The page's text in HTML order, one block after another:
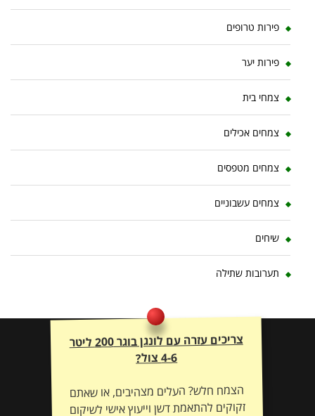
פירות טרופים
פירות יער
צמחי בית
צמחים אכילים
צמחים מטפסים
צמחים עשבוניים
שיחים
תערובות שתילה
צריכים עזרה עם לונגן בוגר 200 ליטר
4-6 צול?
הצמח חלש? העלים מצהיבים, או שאתם
זקוקים להתאמת דשן וייעוץ אישי לשיקום